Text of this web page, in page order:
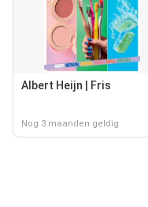
Albert Heijn | Fris
Nog 3 maanden geldig